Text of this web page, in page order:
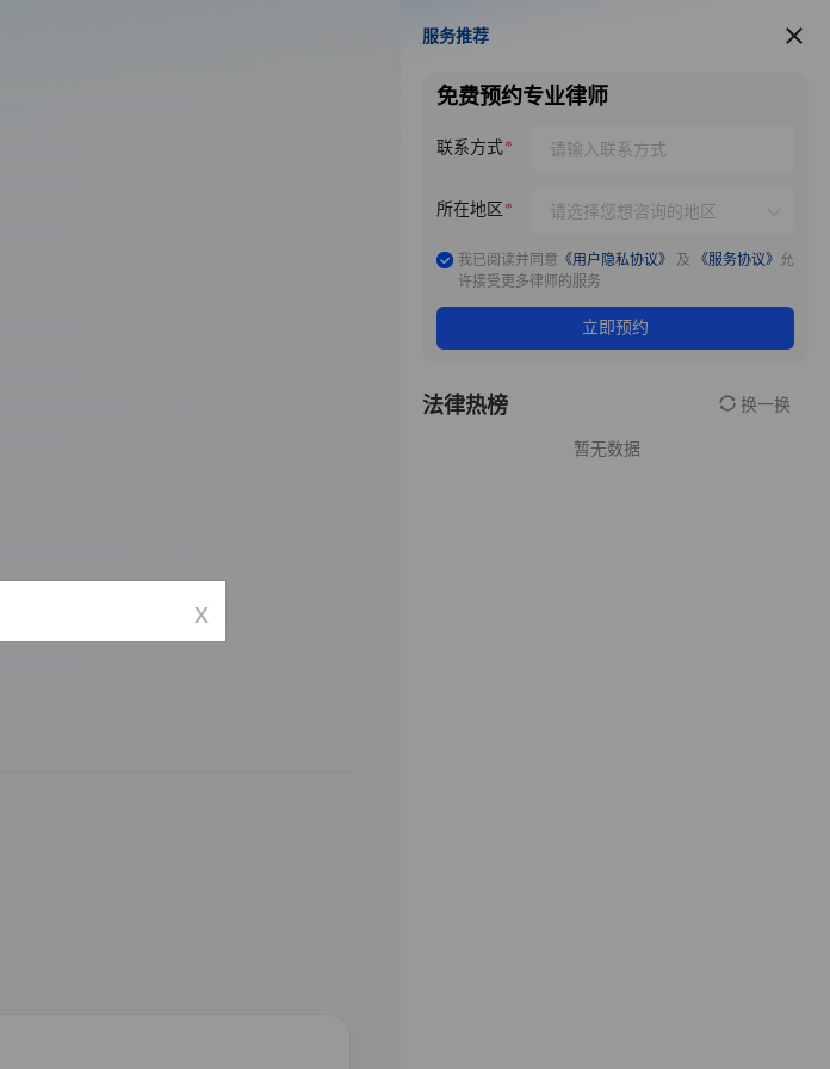
服务推荐
服务推荐
免费预约专业律师
联系方式
所在地区
我已阅读并同意 《用户隐私协议》 及 《服务协议》 允
许接受更多律师的服务
立即预约
法律热榜 换一换
暂无数据
x